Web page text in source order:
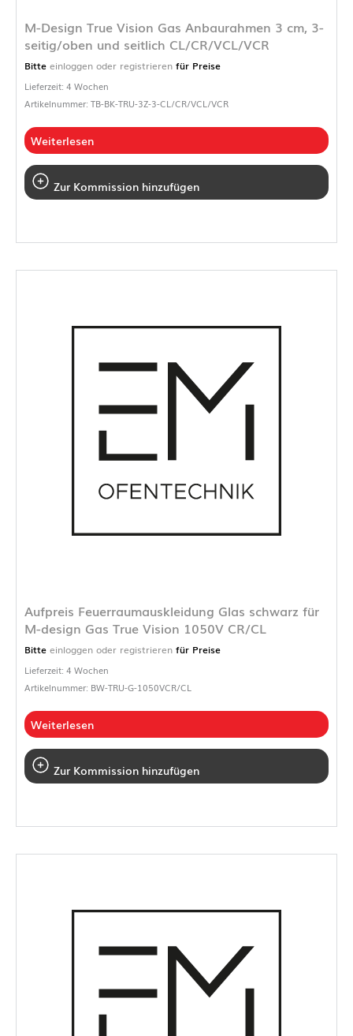
M-Design True Vision Gas Anbaurahmen 3 cm, 3-
seitig/oben und seitlich CL/CR/VCL/VCR
Bitte einloggen oder registrieren für Preise
Lieferzeit: 4 Wochen
Artikelnummer: TB-BK-TRU-3Z-3-CL/CR/VCL/VCR
Weiterlesen
Zur Kommission hinzufügen
Aufpreis Feuerraumauskleidung Glas schwarz für
M-design Gas True Vision 1050V CR/CL
Bitte einloggen oder registrieren für Preise
Lieferzeit: 4 Wochen
Artikelnummer: BW-TRU-G-1050VCR/CL
Weiterlesen
Zur Kommission hinzufügen